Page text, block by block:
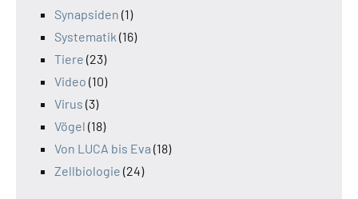
Synapsiden (1)
Systematik (16)
Tiere (23)
Video (10)
Virus (3)
Vögel (18)
Von LUCA bis Eva (18)
Zellbiologie (24)